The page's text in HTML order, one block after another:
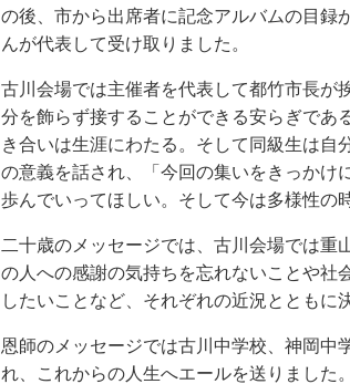
の後、市から出席者に記念アルバムの目録
んが代表して受け取りました。
古川会場では主催者を代表して都竹市長が
分を飾らず接することができる安らぎであ
き合いは生涯にわたる。そして同級生は自
の意義を話され、「今回の集いをきっかけ
歩んでいってほしい。そして今は多様性の
二十歳のメッセージでは、古川会場では重
の人への感謝の気持ちを忘れないことや社
したいことなど、それぞれの近況とともに
恩師のメッセージでは古川中学校、神岡中
れ、これからの人生へエールを送りました。